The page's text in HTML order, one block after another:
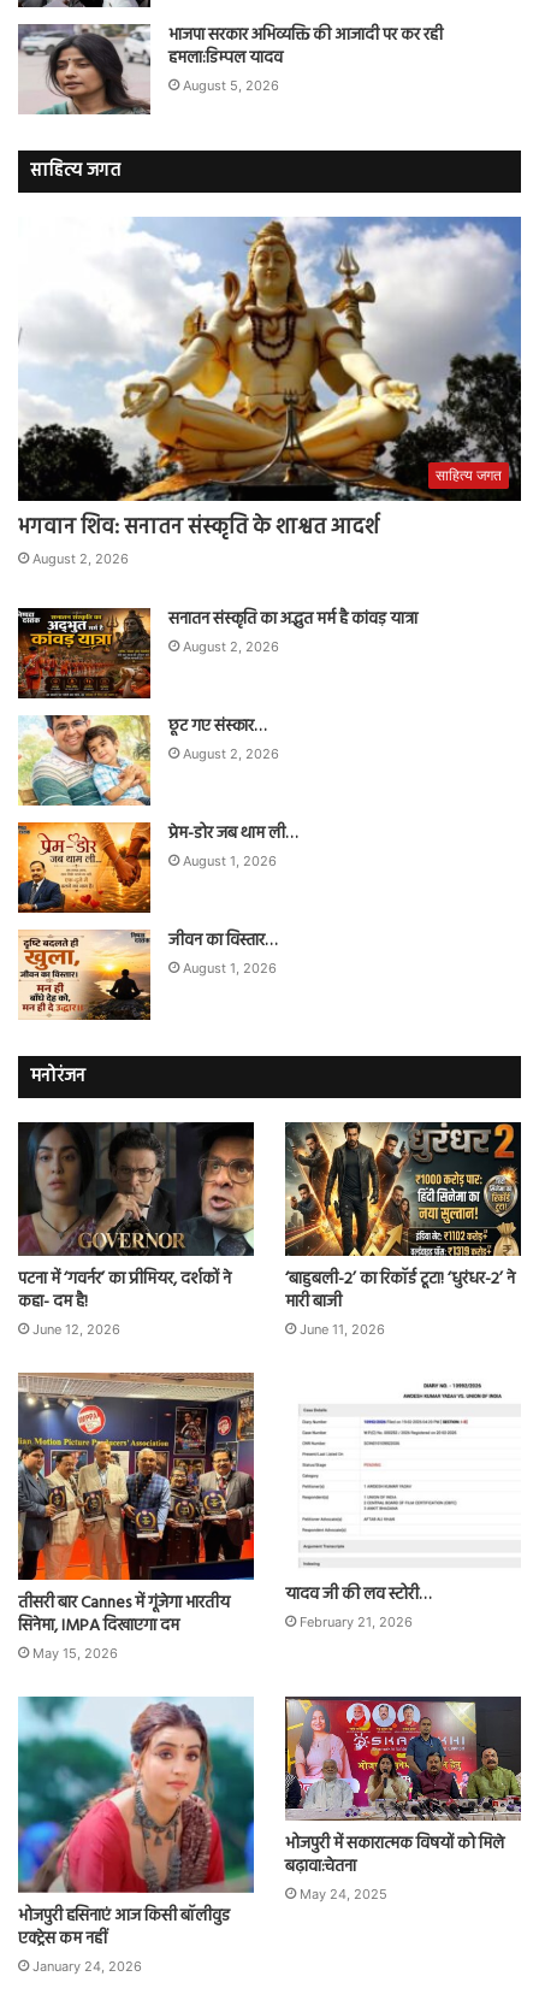
भाजपा सरकार अभिव्यक्ति की आजादी पर कर रही
हमला:डिम्पल यादव
August 5, 2026
साहित्य जगत
साहित्य जगत
भगवान शिव: सनातन संस्कृति के शाश्वत आदर्श
August 2, 2026
सनातन संस्कृति का अद्भुत मर्म है कांवड़ यात्रा
August 2, 2026
छूट गए संस्कार…
August 2, 2026
प्रेम-डोर जब थाम ली…
August 1, 2026
जीवन का विस्तार…
August 1, 2026
मनोरंजन
पटना में ‘गवर्नर’ का प्रीमियर, दर्शकों ने
कहा- दम है!
June 12, 2026
‘बाहुबली-2’ का रिकॉर्ड टूटा! ‘धुरंधर-2’ ने
मारी बाजी
June 11, 2026
तीसरी बार Cannes में गूंजेगा भारतीय
सिनेमा, IMPA दिखाएगा दम
May 15, 2026
यादव जी की लव स्टोरी…
February 21, 2026
भोजपुरी हसिनाएं आज किसी बॉलीवुड
एक्ट्रेस कम नहीं
January 24, 2026
भोजपुरी में सकारात्मक विषयों को मिले
बढ़ावा:चेतना
May 24, 2025